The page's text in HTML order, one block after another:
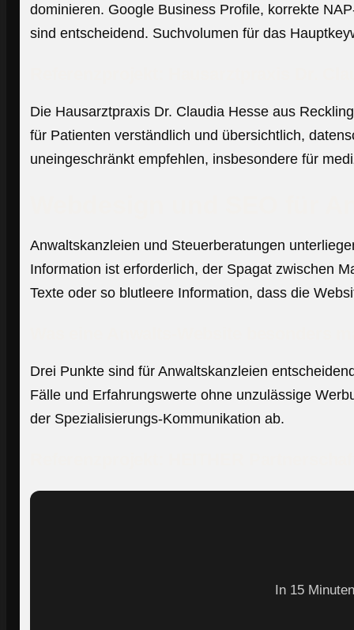
dominieren. Google Business Profile, korrekte
sind entscheidend. Suchvolumen für das
Die Hausarztpraxis Dr. Claudia Hesse aus
für Patienten verständlich und übersichtlich,
uneingeschränkt empfehlen, insbesondere für
Anwaltskanzleien und Steuerberatungen
Information ist erforderlich, der Spagat zwischen
Texte oder so blutleere Information, dass die
Drei Punkte sind für Anwaltskanzleien
Fälle und Erfahrungswerte ohne unzulässige
der Spezialisierungs-Kommunikation ab.
In 15